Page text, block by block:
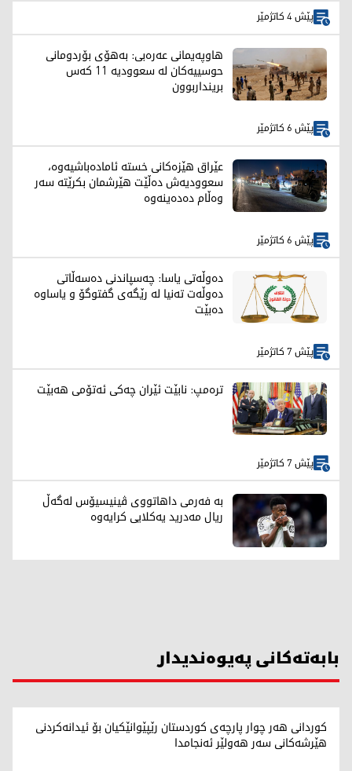
پێش 4 کاتژمێر
هاوپەیمانی عەرەبی: بەهۆی بۆردومانی
حوسییەکان لە سعوودیە 11 کەس
برینداربوون
پێش 6 کاتژمێر
عێراق هێزەکانی خستە ئامادەباشیەوە،
سعوودیەش دەڵێت هێرشمان بکرێتە سەر
وەڵام دەدەینەوە
پێش 6 کاتژمێر
دەوڵەتی یاسا: چەسپاندنی دەسەڵاتی
دەوڵەت تەنیا لە رێگەی گفتوگۆ و یاساوە
دەبێت
پێش 7 کاتژمێر
ترەمپ: نابێت ئێران چەکی ئەتۆمی هەبێت
پێش 7 کاتژمێر
بە فەرمی داهاتووی ڤینیسیۆس لەگەڵ
ریال مەدرید یەکلایی کرایەوە
بابەتەکانی پەیوەندیدار
کوردانی هەر چوار پارچەی کوردستان رێپێوانێکیان بۆ ئیدانەکردنی
هێرشەکانی سەر هەولێر ئەنجامدا